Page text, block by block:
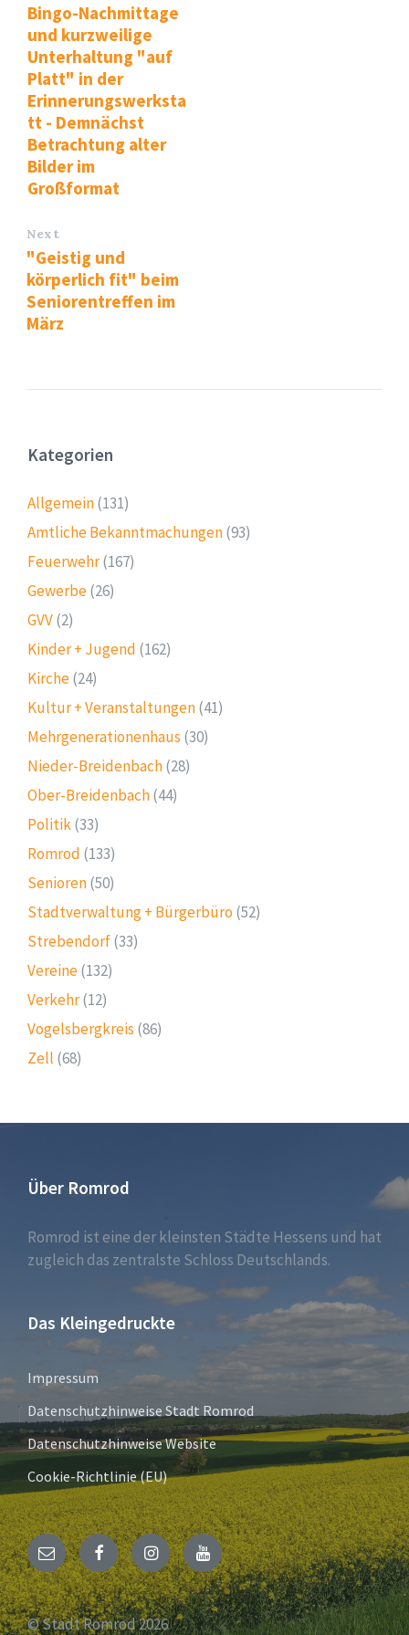
Bingo-Nachmittage
und kurzweilige
Unterhaltung "auf
Platt" in der
Erinnerungswerksta
tt - Demnächst
Betrachtung alter
Bilder im
Großformat
Next
"Geistig und
körperlich fit" beim
Seniorentreffen im
März
Kategorien
Allgemein(131)
Amtliche Bekanntmachungen(93)
Feuerwehr(167)
Gewerbe(26)
GVV(2)
Kinder + Jugend (162)
Kirche(24)
Kultur + Veranstaltungen(41)
Mehrgenerationenhaus (30)
Nieder-Breidenbach(28)
Ober-Breidenbach(44)
Politik(33)
Romrod (133)
Senioren(50)
Stadtverwaltung + Bürgerbüro (52)
Strebendorf(33)
Vereine(132)
Verkehr(12)
Vogelsbergkreis (86)
Zell (68)
Über Romrod
Romrod ist eine der kleinsten Städte Hessens und hat
zugleich das zentralste Schloss Deutschlands.
Das Kleingedruckte
Impressum
Datenschutzhinweise Stadt Romrod
Datenschutzhinweise Website
Cookie-Richtlinie (EU)
E-
Mail
FacebookInstagramYouTube
© Stadt Romrod 2026